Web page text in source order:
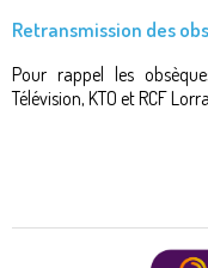
Retransmission des
Pour rappel les
Télévision, KTO et RCF